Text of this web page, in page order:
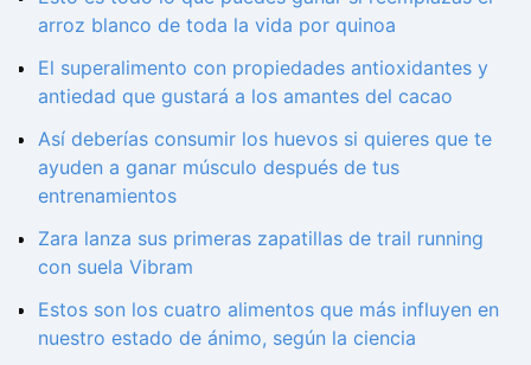
arroz blanco de toda la vida por quinoa
El superalimento con propiedades antioxidantes y
antiedad que gustará a los amantes del cacao
Así deberías consumir los huevos si quieres que te
ayuden a ganar músculo después de tus
entrenamientos
Zara lanza sus primeras zapatillas de trail running
con suela Vibram
Estos son los cuatro alimentos que más influyen en
nuestro estado de ánimo, según la ciencia